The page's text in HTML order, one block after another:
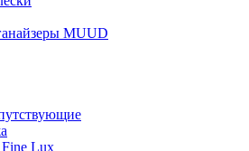
MUUD
Lux